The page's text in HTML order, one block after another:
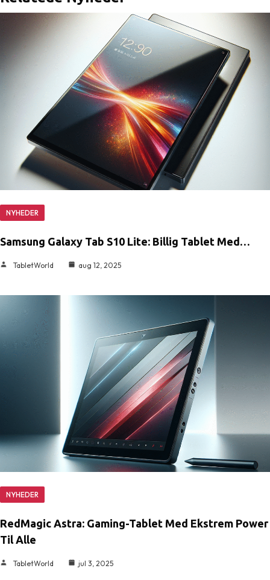
NYHEDER
Samsung Galaxy Tab S10 Lite: Billig Tablet Med…
TabletWorld aug 12, 2025
NYHEDER
RedMagic Astra: Gaming-Tablet Med Ekstrem Power
Til Alle
TabletWorld jul 3, 2025